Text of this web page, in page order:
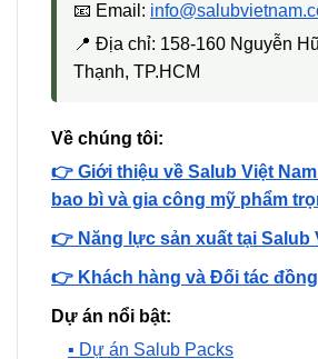
📧 Email:
📍 Địa chỉ: 158-160 Nguyễn
Thạnh, TP.HCM
Về chúng tôi:
👉 Giới thiệu về Salub Việt
bao bì và gia công mỹ phẩm
👉 Năng lực sản xuất tại Salub
👉 Khách hàng và Đối tác
Dự án nổi bật:
▪️ Dự án Salub Packs